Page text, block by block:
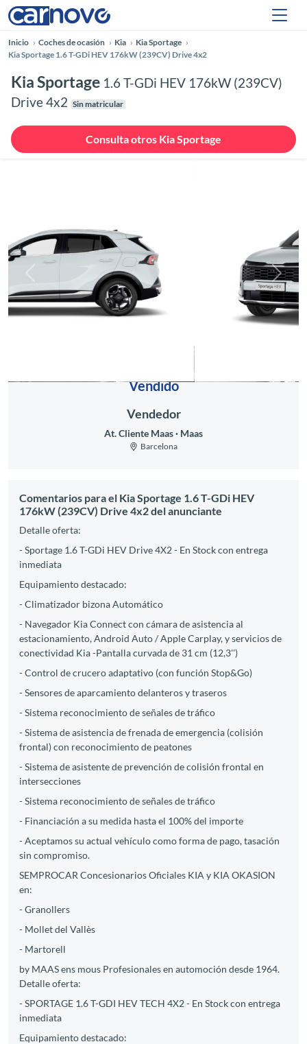
Inicio Coches de ocasión Kia
Kia Sportage
Kia Sportage 1.6 T-GDi HEV 176kW (239CV) Drive 4x2
Kia Sportage 1.6 T-GDi HEV 176kW (239CV)
Drive 4x2 Sin matricular
Consulta otros Kia Sportage
Anterior
Vendido
Vendedor
At. Cliente Maas Maas
Barcelona
Comentarios para el Kia Sportage 1.6 T-GDi HEV
176kW (239CV) Drive 4x2 del anunciante
Detalle oferta:
- Sportage 1.6 T-GDi HEV Drive 4X2 - En Stock con entrega
inmediata
Equipamiento destacado:
- Climatizador bizona Automático
- Navegador Kia Connect con cámara de asistencia al
estacionamiento, Android Auto / Apple Carplay, y servicios de
conectividad Kia -Pantalla curvada de 31 cm (12,3'')
- Control de crucero adaptativo (con función Stop&Go)
- Sensores de aparcamiento delanteros y traseros
- Sistema reconocimiento de señales de tráfico
- Sistema de asistencia de frenada de emergencia (colisión
frontal) con reconocimiento de peatones
- Sistema de asistente de prevención de colisión frontal en
intersecciones
- Sistema reconocimiento de señales de tráfico
- Financiación a su medida hasta el 100% del importe
- Aceptamos su actual vehículo como forma de pago, tasación
sin compromiso.
SEMPROCAR Concesionarios Oficiales KIA y KIA OKASION
en:
- Granollers
- Mollet del Vallès
- Martorell
by MAAS ens mous Profesionales en automoción desde 1964.
Detalle oferta:
- SPORTAGE 1.6 T-GDI HEV TECH 4X2 - En Stock con entrega
inmediata
Equipamiento destacado: